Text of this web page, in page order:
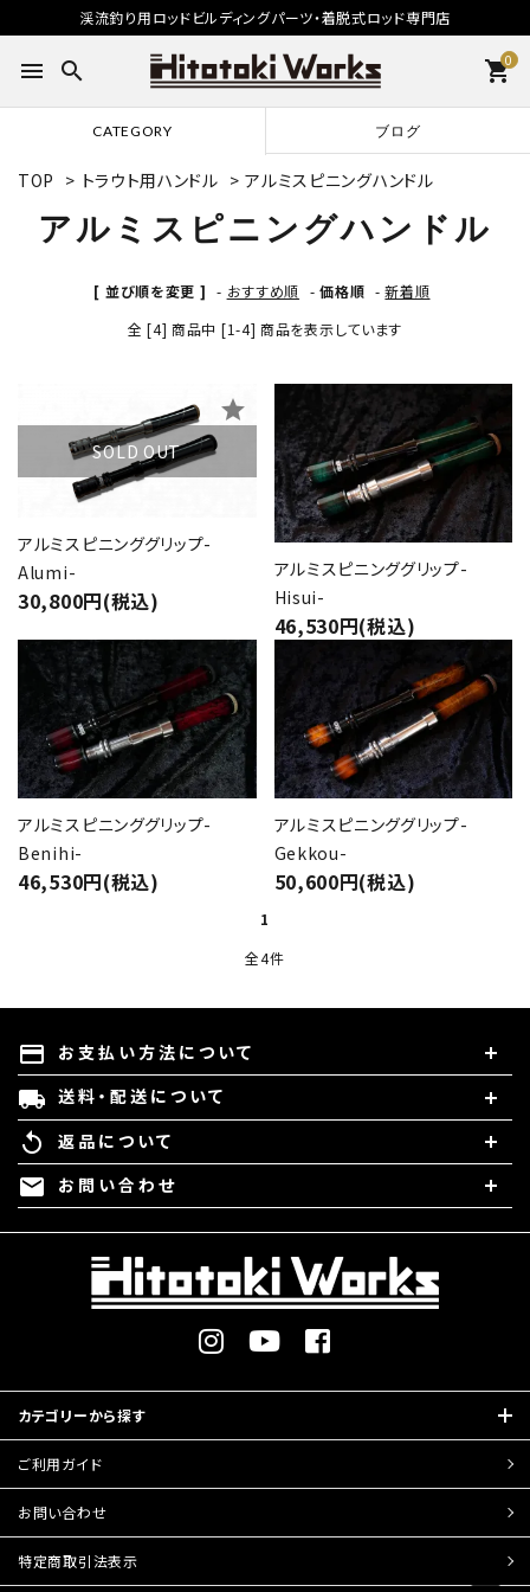
渓流釣り用ロッドビルディングパーツ・着脱式ロッド専門店
menu search 0
shopping_cart
CATEGORY ブログ
TOP > トラウト用ハンドル > アルミスピニングハンドル
アルミスピニングハンドル
[ 並び順を変更 ] - おすすめ順 -価格順 -新着順
全 [4] 商品中 [1-4] 商品を表示しています
SOLD OUT
アルミスピニンググリップ-
Alumi-
30,800円(税込)
star
アルミスピニンググリップ-
Hisui-
46,530円(税込)
star
アルミスピニンググリップ-
Benihi-
46,530円(税込)
star
アルミスピニンググリップ-
Gekkou-
50,600円(税込)
1
全4件
キーワード
カテゴリー
検索する
close
payment お支払い方法について
local_shipping 送料・配送について
replay 返品について
mail お問い合わせ
カテゴリーから探す
ご利用ガイド
お問い合わせ
特定商取引法表示